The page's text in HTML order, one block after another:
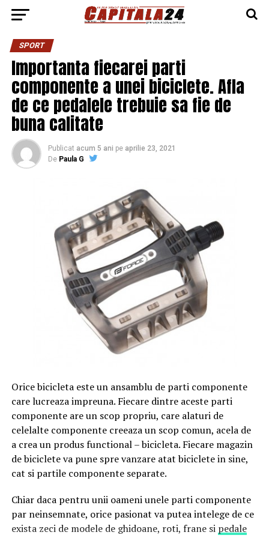
SPORT
Importanta fiecarei parti
componente a unei biciclete. Afla
de ce pedalele trebuie sa fie de
buna calitate
Publicat acum 5 ani pe aprilie 23, 2021
De Paula G
Orice bicicleta este un ansamblu de parti componente
care lucreaza impreuna. Fiecare dintre aceste parti
componente are un scop propriu, care alaturi de
celelalte componente creeaza un scop comun, acela de
a crea un produs functional – bicicleta. Fiecare magazin
de biciclete va pune spre vanzare atat biciclete in sine,
cat si partile componente separate.
Chiar daca pentru unii oameni unele parti componente
par neinsemnate, orice pasionat va putea intelege de ce
exista zeci de modele de ghidoane, roti, frane si pedale